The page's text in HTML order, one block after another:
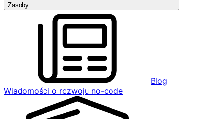
Zasoby
Blog
Wiadomości o rozwoju no-code